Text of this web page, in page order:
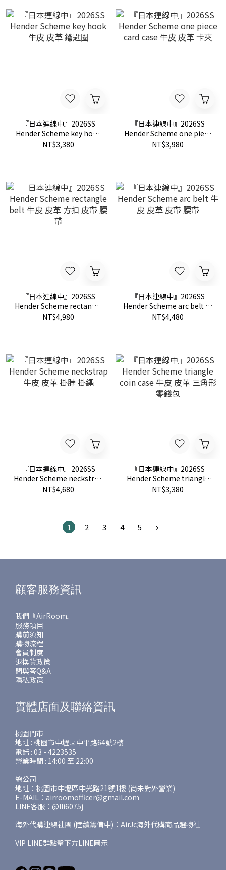
『日本連線中』2026SS
Hender Scheme key hook
牛皮 皮革 鑰匙圈
NT$3,380
『日本連線中』2026SS
Hender Scheme one piece
card case 牛皮 皮革 卡夾
NT$3,980
『日本連線中』2026SS
Hender Scheme rectangle
belt 牛皮 皮革 方扣 皮帶 腰
NT$4,980
『日本連線中』2026SS
Hender Scheme arc belt 牛
皮 皮革 皮帶 腰帶
NT$4,480
『日本連線中』2026SS
Hender Scheme neckstrap
牛皮 皮革 掛脖 掛繩
NT$4,680
『日本連線中』2026SS
Hender Scheme triangle
coin case 牛皮 皮革 三角形
NT$3,380
1 2 3 4 5
顧客服務資訊
我們『AirRoom』
服務項目
購前須知
購物流程
會員制度
退換貨政策
問與答Q&A
隱私政策
實體店面及聯絡資訊
桃園門市
地址 : 桃園市中壢區中平路64號2樓
電話 : 03 - 4223535
營業時間 : 14:00 至 22:00
總公司
地址：桃園市中壢區中光路21號1樓 (尚未對外營業)
E-MAIL：airroomofficer@gmail.com
LINE客服：@lli6075j
海外代購連線社團 (陸續籌備中)： AirJc海外代購商品選物社
VIP LINE群點擊下方LINE圖示